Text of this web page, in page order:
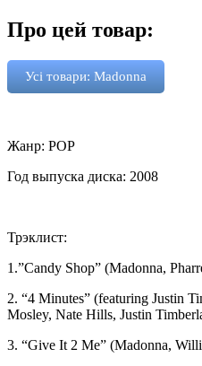
Про цей товар:
Усі товари: Madonna
Жанр: POP
Год выпуска диска: 2008
Трэклист:
1.”Candy Shop” (Madonna,
2. “4 Minutes” (featuring Justin
Mosley, Nate Hills, Justin
3. “Give It 2 Me” (Madonna,